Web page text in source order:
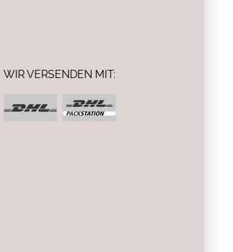
WIR VERSENDEN MIT: